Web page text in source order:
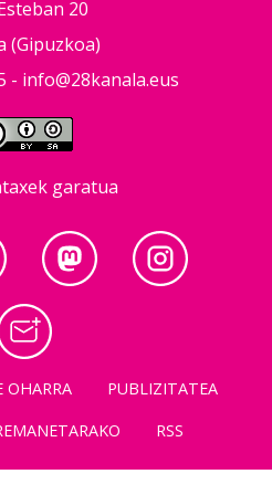
20
(Gipuzkoa)
- info@28kanala.eus
garatua
OHARRA
PUBLIZITATEA
RSS